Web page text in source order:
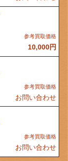
10,000円
お問い合わせ
お問い合わせ